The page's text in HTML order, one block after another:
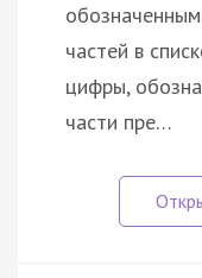
частей в
цифры,
части пре…